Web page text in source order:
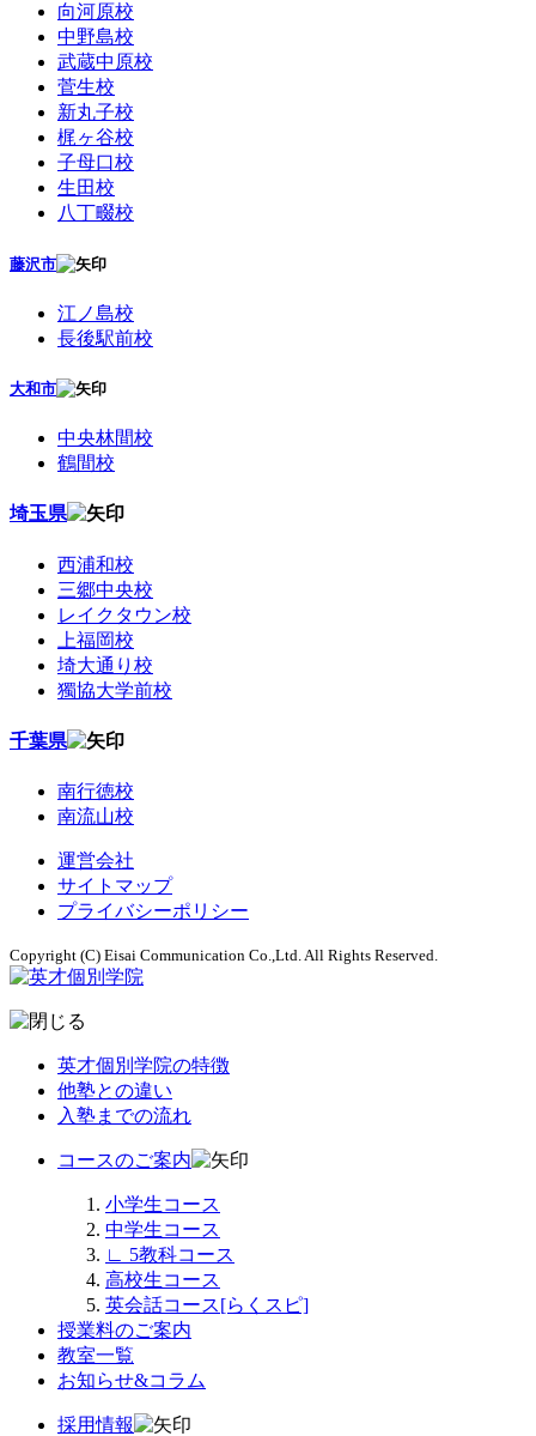
向河原校
中野島校
武蔵中原校
菅生校
新丸子校
梶ヶ谷校
子母口校
生田校
八丁畷校
藤沢市
江ノ島校
長後駅前校
大和市
中央林間校
鶴間校
埼玉県
西浦和校
三郷中央校
レイクタウン校
上福岡校
埼大通り校
獨協大学前校
千葉県
南行徳校
南流山校
運営会社
サイトマップ
プライバシーポリシー
Copyright (C) Eisai Communication Co.,Ltd. All Rights Reserved.
英才個別学院の特徴
他塾との違い
入塾までの流れ
コースのご案内
小学生コース
中学生コース
∟ 5教科コース
高校生コース
英会話コース[らくスピ]
授業料のご案内
教室一覧
お知らせ&コラム
採用情報